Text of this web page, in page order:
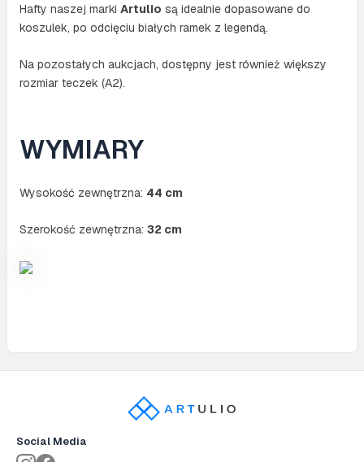
Hafty naszej marki Artulio są idealnie dopasowane do
koszulek, po odcięciu białych ramek z legendą.
Na pozostałych aukcjach, dostępny jest również większy
rozmiar teczek (A2).
WYMIARY
Wysokość zewnętrzna: 44 cm
Szerokość zewnętrzna: 32 cm
Social Media